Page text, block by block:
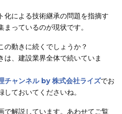
化による技術継承の問題を指摘す
っているのが現状です。
の動きに続くでしょうか？
は、建設業界全体で続いていま
チャンネル by 株式会社ライズでお
ておいてくださいね。
で解説しています。あわせてご覧